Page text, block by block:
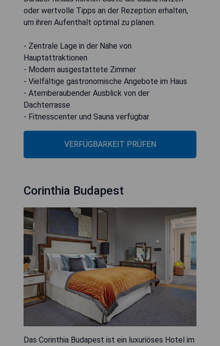
oder wertvolle Tipps an der Rezeption erhalten,
um ihren Aufenthalt optimal zu planen.
- Zentrale Lage in der Nähe von
Hauptattraktionen
- Modern ausgestattete Zimmer
- Vielfältige gastronomische Angebote im Haus
- Atemberaubender Ausblick von der
Dachterrasse
- Fitnesscenter und Sauna verfügbar
VERFÜGBARKEIT PRÜFEN
Corinthia Budapest
Das Corinthia Budapest ist ein luxuriöses Hotel im